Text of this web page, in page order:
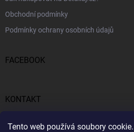
Tento web používá soubory
Obchodní podmínky
Podmínky ochrany osobních údajů
FACEBOOK
KONTAKT
gunar detailuj.cz